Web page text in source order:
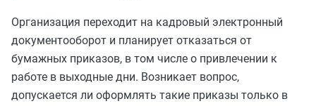
Организация переходит на кадровый электронный
документооборот и планирует отказаться от
бумажных приказов, в том числе о привлечении к
работе в выходные дни. Возникает вопрос,
допускается ли оформлять такие приказы только в